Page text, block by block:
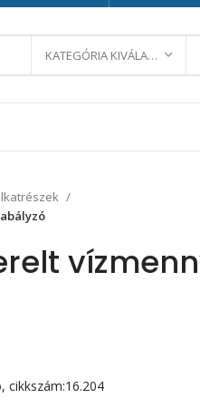
KATEGÓRIA KIVÁLASZTÁSA
cikkszám:16.204